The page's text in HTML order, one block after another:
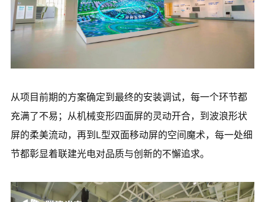
从项目前期的方案确定到最终的安装调试，每一个环节都
充满了不易；从机械变形四面屏的灵动开合，到波浪形状
屏的柔美流动，再到L型双面移动屏的空间魔术， 每一处细
节都彰显着联建光电对品质与创新的不懈追求。